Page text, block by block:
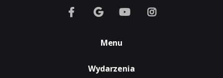
Menu
Wydarzenia